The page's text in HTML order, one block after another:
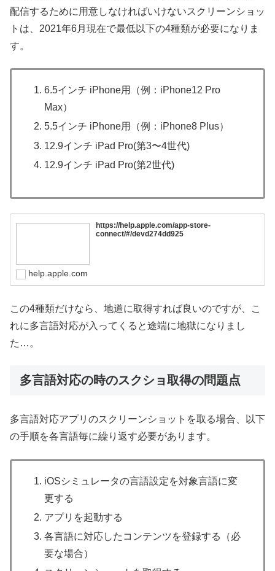
配信するために用意しなければいけないスクリーンショッ
トは、2021年6月現在で最低以下の4種類が必要になりま
す。
6.5インチ iPhone用（例：iPhone12 Pro
Max）
5.5インチ iPhone用（例：iPhone8 Plus）
12.9インチ iPad Pro(第3〜4世代)
12.9インチ iPad Pro(第2世代)
https://help.apple.com/app-store-
connect/#/devd274dd925
help.apple.com
この4種類だけなら、地道に取得すれば良いのですが、こ
れに多言語対応が入ってくると途端に地獄になりまし
た…。
多言語対応の時のスクショ取得の問題点
多言語対応アプリのスクリーンショットを取る場合、以下
の手順を各言語毎に繰り返す必要があります。
iOSシミュレータの言語設定を対象言語に変
更する
アプリを起動する
各言語に対応したコンテンツを登録する（必
要な場合）